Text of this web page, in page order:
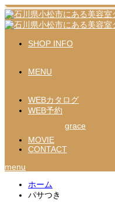
SHOP INFO
MENU
WEBカタログ
WEB予約
grace
MOVIE
CONTACT
menu
ホーム
パサつき